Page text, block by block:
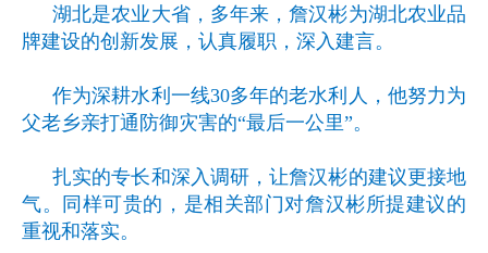
湖北是农业大省，多年来，詹汉彬为湖北农业品
牌建设的创新发展，认真履职，深入建言。
作为深耕水利一线30多年的老水利人，他努力为
父老乡亲打通防御灾害的“最后一公里”。
扎实的专长和深入调研，让詹汉彬的建议更接地
气。同样可贵的，是相关部门对詹汉彬所提建议的
重视和落实。